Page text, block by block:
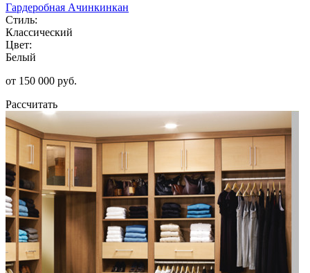
Гардеробная Ачинкинкан
Стиль:
Классический
Цвет:
Белый
от 150 000 руб.
Рассчитать